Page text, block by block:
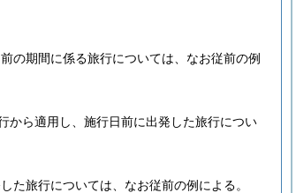
の期間に係る旅行については、なお従前の例
から適用し、施行日前に出発した旅行につい
た旅行については、なお従前の例による。